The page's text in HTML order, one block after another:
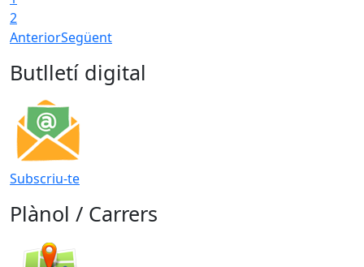
2
AnteriorSegüent
Butlletí digital
Subscriu-te
Plànol / Carrers